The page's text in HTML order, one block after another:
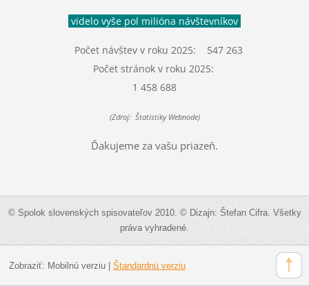
videlo vyše pol milióna návštevníkov
Počet návštev v roku 2025: 547 263
Počet stránok v roku 2025:
1 458 688
(Zdroj: Štatistiky Webnode)
Ďakujeme za vašu priazeň.
© Spolok slovenských spisovateľov 2010. © Dizajn: Štefan Cifra. Všetky
práva vyhradené.
Zobraziť: Mobilnú verziu| Štandardnú verziu